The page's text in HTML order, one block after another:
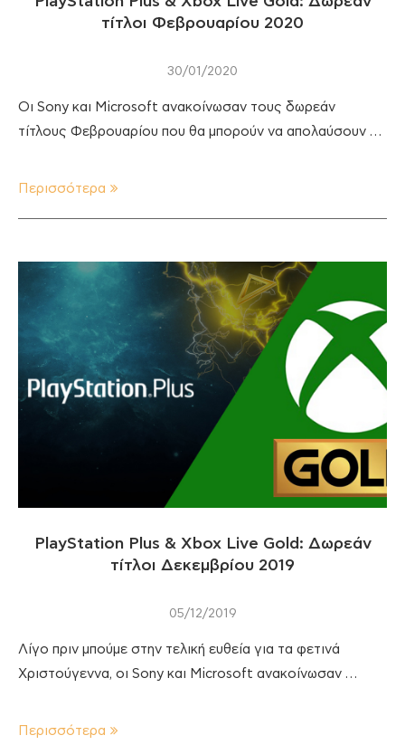
τίτλοι Φεβρουαρίου 2020
30/01/2020
Οι Sony και Microsoft ανακοίνωσαν τους δωρεάν
τίτλους Φεβρουαρίου που θα μπορούν να απολαύσουν …
Περισσότερα
PlayStation Plus & Xbox Live Gold: Δωρεάν
τίτλοι Δεκεμβρίου 2019
05/12/2019
Λίγο πριν μπούμε στην τελική ευθεία για τα φετινά
Χριστούγεννα, οι Sony και Microsoft ανακοίνωσαν …
Περισσότερα